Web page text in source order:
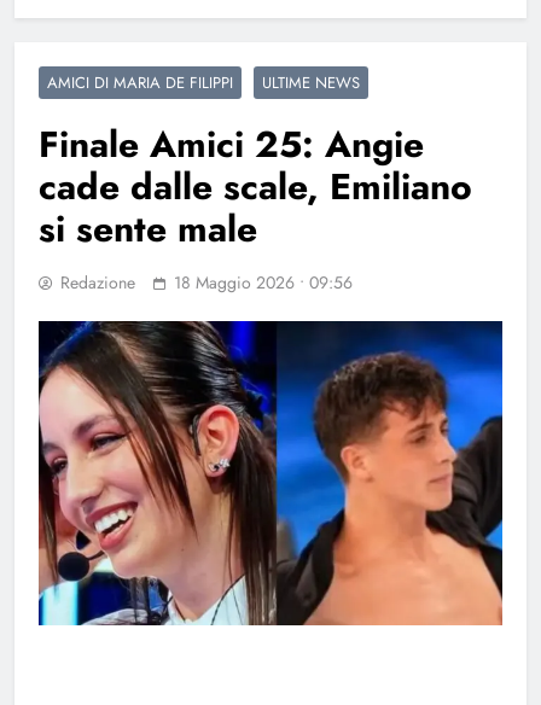
AMICI DI MARIA DE FILIPPI ULTIME NEWS
Finale Amici 25: Angie
cade dalle scale, Emiliano
si sente male
Redazione 18 Maggio 2026 • 09:56